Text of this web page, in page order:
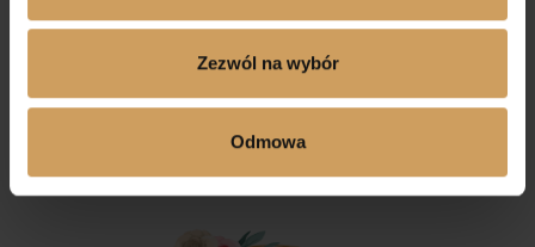
Zezwól na wybór
Odmowa
115,00zł